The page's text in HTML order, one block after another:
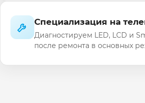
Специализация на
Диагностируем LED, LCD и
после ремонта в основных